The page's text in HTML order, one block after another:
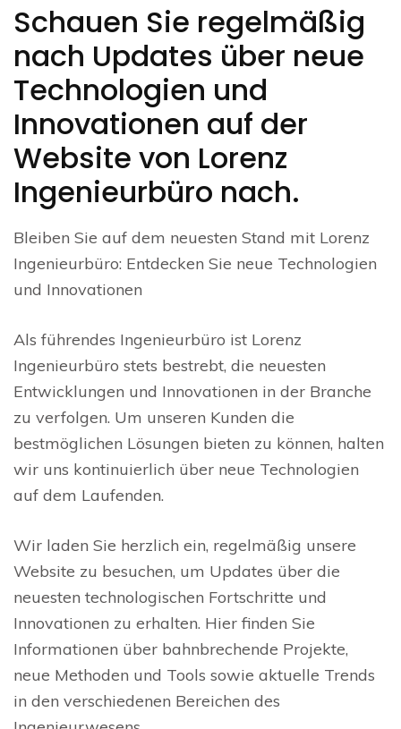
Schauen Sie regelmäßig
nach Updates über neue
Technologien und
Innovationen auf der
Website von Lorenz
Ingenieurbüro nach.
Bleiben Sie auf dem neuesten Stand mit Lorenz
Ingenieurbüro: Entdecken Sie neue Technologien
und Innovationen
Als führendes Ingenieurbüro ist Lorenz
Ingenieurbüro stets bestrebt, die neuesten
Entwicklungen und Innovationen in der Branche
zu verfolgen. Um unseren Kunden die
bestmöglichen Lösungen bieten zu können, halten
wir uns kontinuierlich über neue Technologien
auf dem Laufenden.
Wir laden Sie herzlich ein, regelmäßig unsere
Website zu besuchen, um Updates über die
neuesten technologischen Fortschritte und
Innovationen zu erhalten. Hier finden Sie
Informationen über bahnbrechende Projekte,
neue Methoden und Tools sowie aktuelle Trends
in den verschiedenen Bereichen des